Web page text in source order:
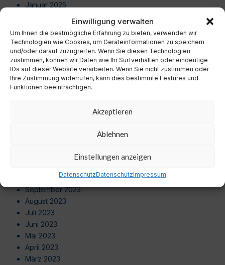
Einwilligung verwalten
Um Ihnen die bestmögliche Erfahrung zu bieten, verwenden wir
Technologien wie Cookies, um Geräteinformationen zu speichern
und/oder darauf zuzugreifen. Wenn Sie diesen Technologien
zustimmen, können wir Daten wie Ihr Surfverhalten oder eindeutige
IDs auf dieser Website verarbeiten. Wenn Sie nicht zustimmen oder
Ihre Zustimmung widerrufen, kann dies bestimmte Features und
Funktionen beeinträchtigen.
Akzeptieren
Ablehnen
Einstellungen anzeigen
DatenschutzDatenschutzImpressum
Januar 2025
Oktober 2024
September 2024
August 2024
Juli 2024
Juni 2024
Dezember 2023
Oktober 2023
September 2023
August 2023
Juli 2023
Juni 2023
Mai 2023
April 2023
März 2023